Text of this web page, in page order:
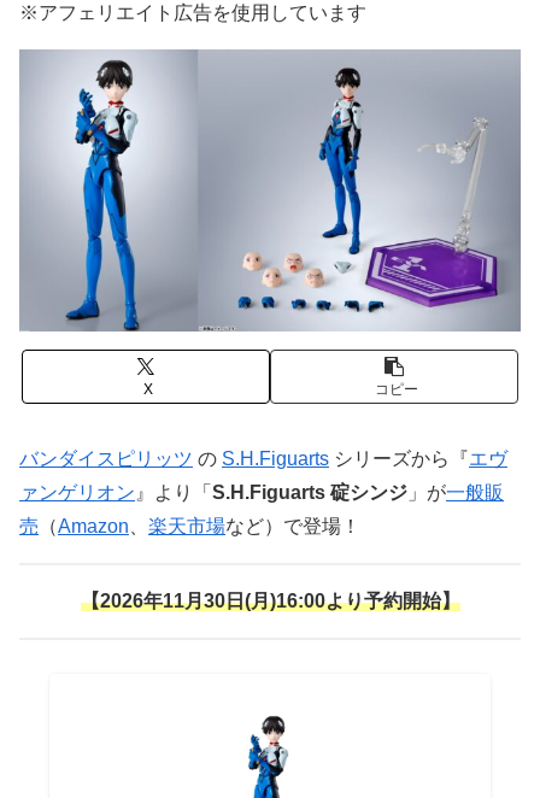
※アフェリエイト広告を使用しています
X コピー
バンダイスピリッツ の S.H.Figuarts シリーズから『エヴ
ァンゲリオン 』より「 S.H.Figuarts 碇シンジ 」が一般販
売 （Amazon 楽天市場など）で登場！
【2026年11月30日(月)16:00より予約開始】